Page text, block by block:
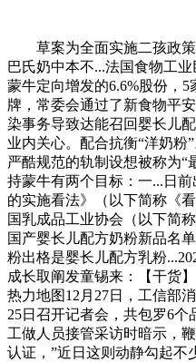
草案为全面实施二孩政策
巴氏奶中本不...法国食物工
蒙牛定向增发的6.6%股份，
牌，常委会通过了新食物平
染事务导致达能召回婴长儿
业内关心。配合抗衡“洋奶粉
严酷规范的轨制设想被称为“
持蒙牛有两个目标：一...日
的实施看法》（以下简称《
国乳成品工业协会（以下简
国产婴长儿配方奶粉新品名
粉出格是婴长儿配方乳粉
成长取阐发童锡来：【干货
热力地图12月27日，工信部
25日召开记者会，共包罗6
工做人员接管采访时暗示，
认证，”近日这则动静勾起不